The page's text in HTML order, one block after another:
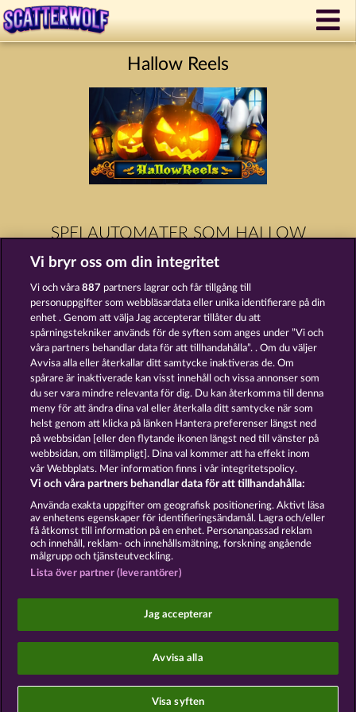
Hallow Reels
SPELAUTOMATER SOM HALLOW
BEER PARTY SNEGUROCHKA
Användarvillkor Sekretesspolicy Avtryck
Om Företaget FAQ Facebook
Skicka in en begäran om att ångra köpet
Sociala casinospel är endast avsedda för
underhållningsändamål och har absolut inget
med riktiga pengar.
©2026 Whow Games GmbH
Vi bryr oss om din integritet
Vi och våra887 partners lagrar och får tillgång till
personuppgifter som webbläsardata eller unika identifierare på din
enhet . Genom att välja Jag accepterar tillåter du att
spårningstekniker används för de syften som anges under ”Vi och
våra partners behandlar data för att tillhandahålla”. . Om du väljer
Avvisa alla eller återkallar ditt samtycke inaktiveras de. Om
spårare är inaktiverade kan visst innehåll och vissa annonser som
du ser vara mindre relevanta för dig. Du kan återkomma till denna
meny för att ändra dina val eller återkalla ditt samtycke när som
helst genom att klicka på länken Hantera preferenser längst ned
på webbsidan [eller den flytande ikonen längst ned till vänster på
webbsidan, om tillämpligt]. Dina val kommer att ha effekt inom
vår Webbplats. Mer information finns i vår integritetspolicy.
Vi och våra partners behandlar data för att tillhandahålla:
Använda exakta uppgifter om geografisk positionering. Aktivt läsa
av enhetens egenskaper för identifieringsändamål. Lagra och/eller
få åtkomst till information på en enhet. Personanpassad reklam
och innehåll, reklam- och innehållsmätning, forskning angående
målgrupp och tjänsteutveckling.
Lista över partner (leverantörer)
Jag accepterar
Avvisa alla
Visa syften